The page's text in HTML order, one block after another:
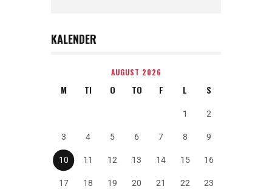
KALENDER
AUGUST 2026
M TI O TO F L S
1 2
3 4 5 6 7 8 9
10 11 12 13 14 15 16
17 18 19 20 21 22 23